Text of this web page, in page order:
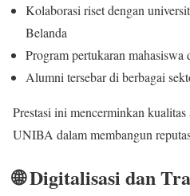
Kolaborasi riset dengan
Belanda
Program pertukaran mahasiswa
Alumni tersebar di berbagai
Prestasi ini mencerminkan
UNIBA dalam membangun
🌐 Digitalisasi dan